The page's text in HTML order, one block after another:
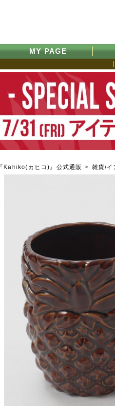
MY PAGE
『Kahiko(カヒコ)』公式通販 > 雑貨/イ